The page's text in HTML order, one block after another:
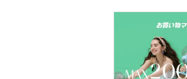
着物・浴衣・和装小
スキンケア
ベースメイク